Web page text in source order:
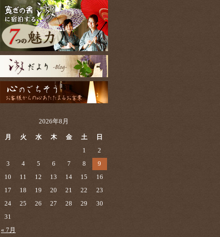
2026年8月
月 火 水 木 金 土 日
« 7月
1
2
3
4 5 6 7 8
9
10
11 12 13 14 15
16
17
18 19 20 21 22
23
24
25 26 27 28 29
30
31